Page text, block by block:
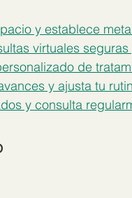
y establece
virtuales
de
y ajusta tu
y consulta